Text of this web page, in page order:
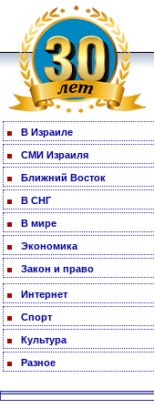
В Израиле
СМИ Израиля
Ближний Восток
В СНГ
В мире
Экономика
Закон и право
Интернет
Спорт
Культура
Разное